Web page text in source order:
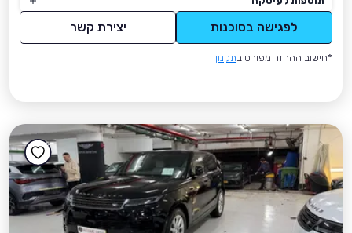
לפגישה בסוכנות יצירת קשר
*חישוב ההחזר מפורט בתקנון